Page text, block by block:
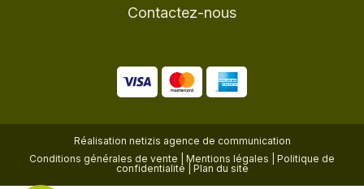
Contactez-nous
Réalisation netizis agence de communication
Conditions générales de vente
Mentions légales
Politique de
confidentialité
Plan du site